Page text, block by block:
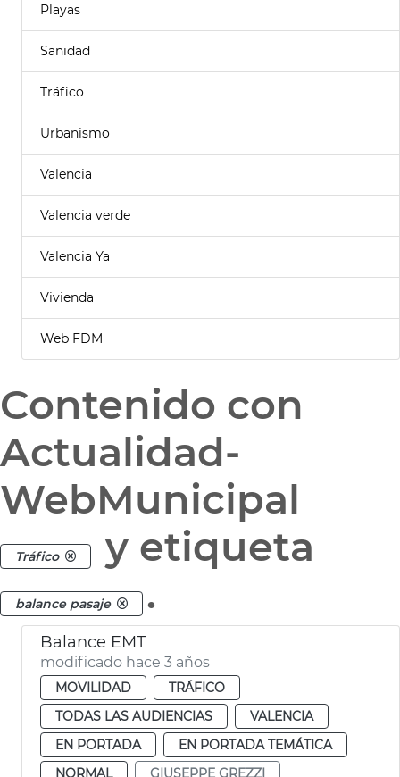
Playas
Sanidad
Tráfico
Urbanismo
Valencia
Valencia verde
Valencia Ya
Vivienda
Web FDM
Contenido con
Actualidad-
WebMunicipal
Tráfico y etiqueta
balance pasaje .
Balance EMT
modificado hace 3 años
MOVILIDAD
TRÁFICO
TODAS LAS AUDIENCIAS
VALENCIA
EN PORTADA
EN PORTADA TEMÁTICA
NORMAL
GIUSEPPE GREZZI